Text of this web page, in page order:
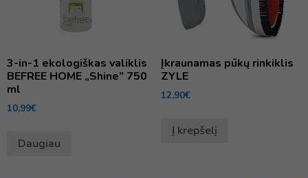
3-in-1 ekologiškas valiklis
BEFREE HOME „Shine” 750
ml
10,99€
Daugiau
Įkraunamas pūkų rinkiklis
ZYLE
12,90€
Į krepšelį